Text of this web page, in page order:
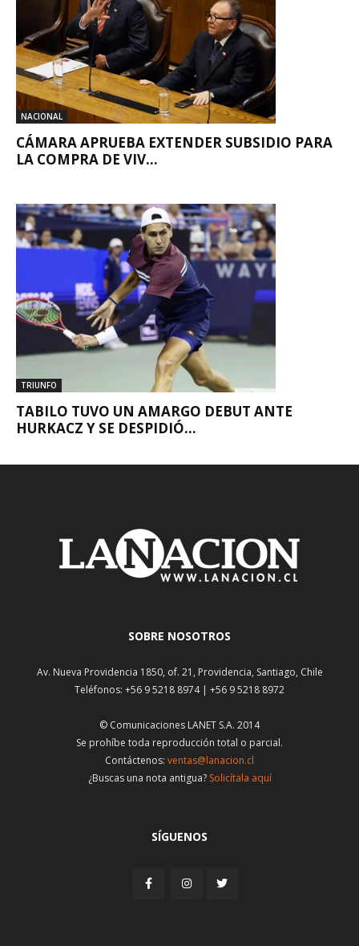
NACIONAL
CÁMARA APRUEBA EXTENDER SUBSIDIO PARA
LA COMPRA DE VIV...
TRIUNFO
TABILO TUVO UN AMARGO DEBUT ANTE
HURKACZ Y SE DESPIDIÓ...
SOBRE NOSOTROS
Av. Nueva Providencia 1850, of. 21, Providencia, Santiago, Chile
Teléfonos: +56 9 5218 8974 | +56 9 5218 8972
© Comunicaciones LANET S.A. 2014
Se prohíbe toda reproducción total o parcial.
Contáctenos: ventas@lanacion.cl
¿Buscas una nota antigua? Solicítala aquí
SÍGUENOS